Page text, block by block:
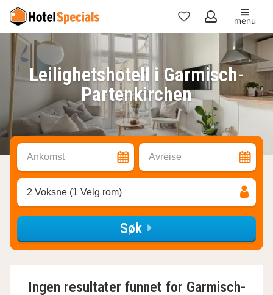
Mine
menu
Leilighetshotell i Garmisch-
Partenkirchen
Ankomst Avreise
2 Voksne (1 Velg rom)
Søk
Ingen resultater funnet for Garmisch-